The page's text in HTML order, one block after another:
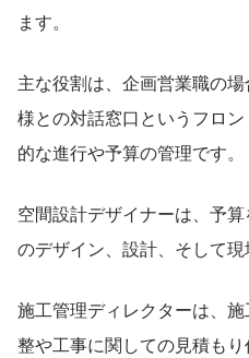
ます。
主な役割は、企画営業職の
様との対話窓口というフロ
的な進行や予算の管理です。
空間設計デザイナーは、予
のデザイン、設計、そして現
施工管理ディレクターは、
整や工事に関しての見積も